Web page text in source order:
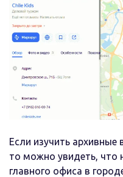
Если изучить архивные
то можно увидеть, что
главного офиса в